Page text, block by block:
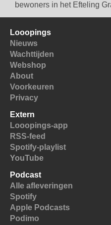
bewoners in het Efteling
Looopings
Nieuws
Wachttijden
Webshop
About
Voorkeuren
Privacy
Extern
Looopings-app
RSS-feed
Spotify-playlist
YouTube
Podcast
Alle afleveringen
Spotify
Apple Podcasts
Podimo